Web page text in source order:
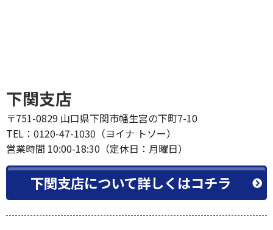
下関支店
〒751-0829 山口県下関市幡生宮の下町7-10
TEL：0120-47-1030（ヨイナ トソー）
営業時間 10:00-18:30（定休日：月曜日）
下関支店について詳しくはコチラ